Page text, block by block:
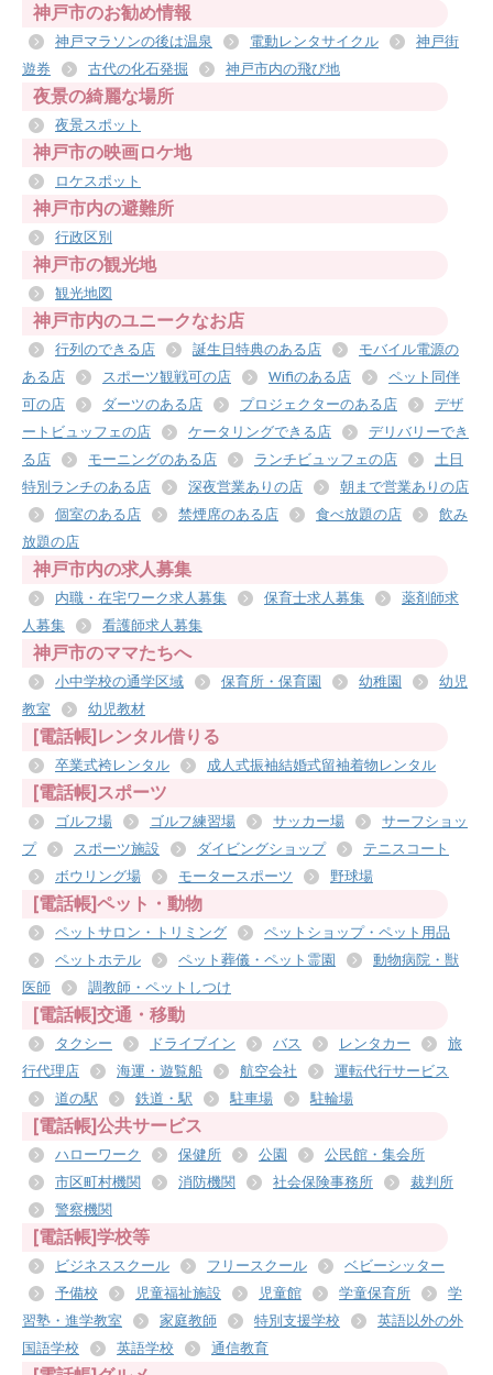
神戸市のお勧め情報
神戸マラソンの後は温泉 電動レンタサイクル
神戸街
遊券
古代の化石発掘 神戸市内の飛び地
夜景の綺麗な場所
夜景スポット
神戸市の映画ロケ地
ロケスポット
神戸市内の避難所
行政区別
神戸市の観光地
観光地図
神戸市内のユニークなお店
行列のできる店 誕生日特典のある店
モバイル電源の
ある店
スポーツ観戦可の店 Wifiのある店
ペット同伴
可の店
ダーツのある店 プロジェクターのある店
デザ
ートビュッフェの店
ケータリングできる店
デリバリーでき
る店
モーニングのある店 ランチビュッフェの店
土日
特別ランチのある店
深夜営業ありの店
朝まで営業ありの店
個室のある店
禁煙席のある店 食べ放題の店
飲み
放題の店
神戸市内の求人募集
内職・在宅ワーク求人募集 保育士求人募集
薬剤師求
人募集
看護師求人募集
神戸市のママたちへ
小中学校の通学区域 保育所・保育園 幼稚園
幼児
教室
幼児教材
[電話帳]レンタル借りる
卒業式袴レンタル 成人式振袖結婚式留袖着物レンタル
[電話帳]スポーツ
ゴルフ場 ゴルフ練習場 サッカー場
サーフショッ
プ
スポーツ施設 ダイビングショップ
テニスコート
ボウリング場
モータースポーツ 野球場
[電話帳]ペット・動物
ペットサロン・トリミング
ペットショップ・ペット用品
ペットホテル
ペット葬儀・ペット霊園
動物病院・獣
医師
調教師・ペットしつけ
[電話帳]交通・移動
タクシー ドライブイン バス レンタカー
旅
行代理店
海運・遊覧船 航空会社
運転代行サービス
道の駅
鉄道・駅 駐車場 駐輪場
[電話帳]公共サービス
ハローワーク 保健所 公園
公民館・集会所
市区町村機関
消防機関 社会保険事務所
裁判所
警察機関
[電話帳]学校等
ビジネススクール フリースクール
ベビーシッター
予備校
児童福祉施設 児童館 学童保育所
学
習塾・進学教室
家庭教師 特別支援学校
英語以外の外
国語学校
英語学校 通信教育